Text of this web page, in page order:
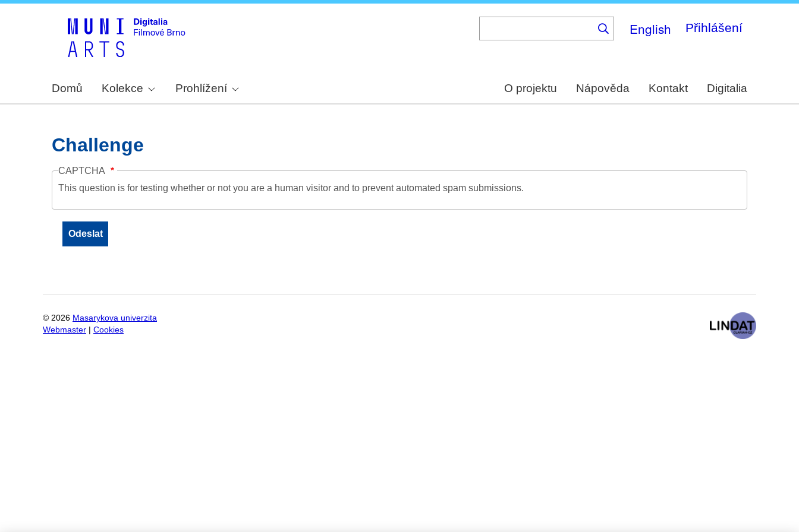
English Přihlášení
Domů Kolekce Prohlížení O projektu Nápověda Kontakt Digitalia
Challenge
CAPTCHA
This question is for testing whether or not you are a human visitor and to prevent automated spam submissions.
© 2026 Masarykova univerzita
Webmaster
Cookies